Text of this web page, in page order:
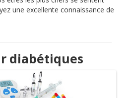
une excellente connaissance de
diabétiques